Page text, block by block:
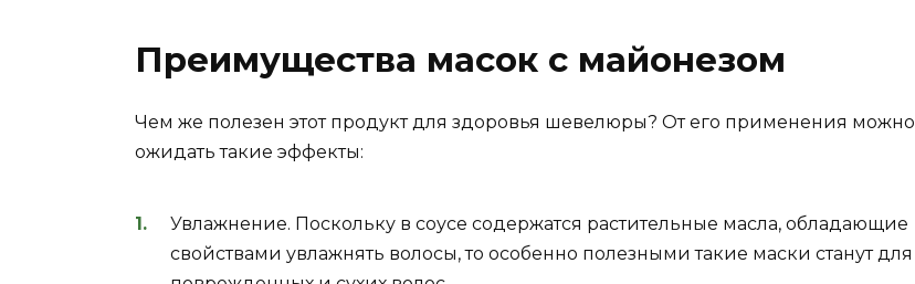
Преимущества масок с майонезом
Чем же полезен этот продукт для здоровья шевелюры? От его применения можно
ожидать такие эффекты:
Увлажнение. Поскольку в соусе содержатся растительные масла, обладающие
свойствами увлажнять волосы, то особенно полезными такие маски станут для